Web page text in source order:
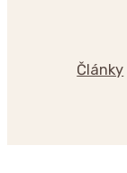
Články